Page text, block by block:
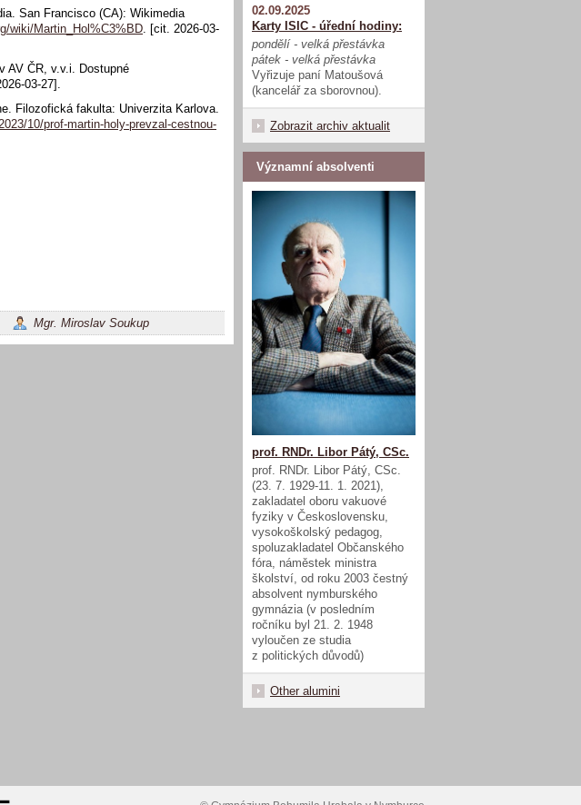
San Francisco (CA): Wikimedia
wiki/Martin_Hol%C3%BD. [cit. 2026-03-
AV ČR, v.v.i. Dostupné
03-27].
Filozofická fakulta: Univerzita Karlova.
10/prof-martin-holy-prevzal-cestnou-
Mgr. Miroslav Soukup
02.09.2025
Karty ISIC - úřední hodiny:
pondělí - velká přestávka
pátek - velká přestávka
Vyřizuje paní Matoušová
(kancelář za sborovnou).
Zobrazit archiv aktualit
Významní absolventi
prof. RNDr. Libor Pátý, CSc.
prof. RNDr. Libor Pátý, CSc.
(23. 7. 1929-11. 1. 2021),
zakladatel oboru vakuové
fyziky v Československu,
vysokoškolský pedagog,
spoluzakladatel Občanského
fóra, náměstek ministra
školství, od roku 2003 čestný
absolvent nymburského
gymnázia (v posledním
ročníku byl 21. 2. 1948
vyloučen ze studia
z politických důvodů)
Other alumini